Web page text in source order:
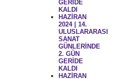
GERİDE
KALDI
HAZİRAN
2024 | 14.
ULUSLARARASI
SANAT
GÜNLERİNDE
2. GÜN
GERİDE
KALDI
HAZİRAN